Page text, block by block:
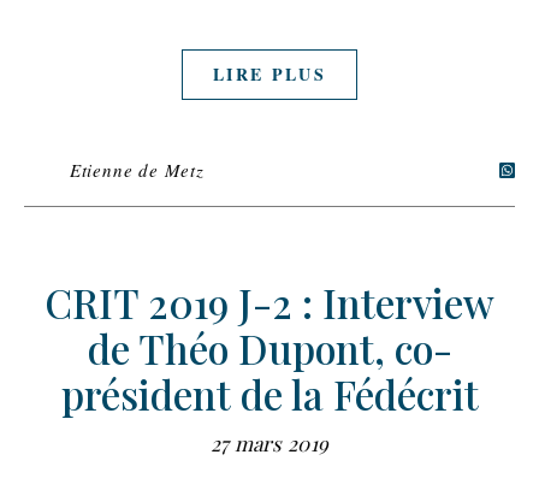
LIRE PLUS
Etienne de Metz
CRIT 2019 J-2 : Interview
de Théo Dupont, co-
président de la Fédécrit
27 mars 2019